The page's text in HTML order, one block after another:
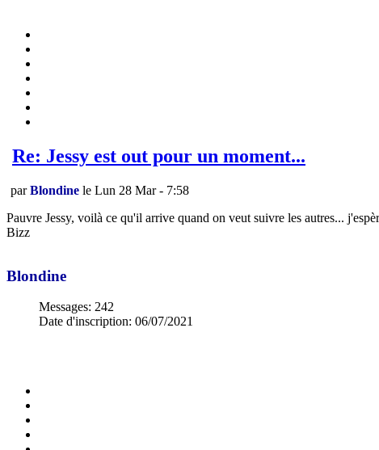
Re: Jessy est out pour un moment...
parBlondine le Lun 28 Mar - 7:58
Pauvre Jessy, voilà ce qu'il arrive quand on veut suivre les autres...
Bizz
Blondine
Messages: 242
Date d'inscription: 06/07/2021